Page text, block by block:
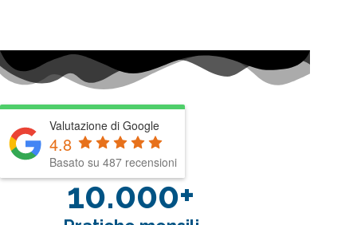
Valutazione di Google
4.8
Basato su 487 recensioni
10.000+